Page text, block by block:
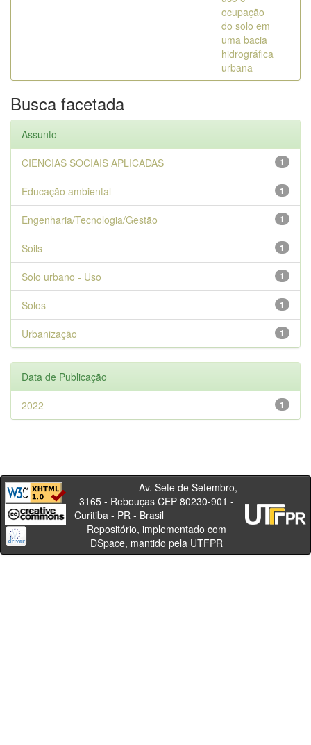
ocupação
do solo em
uma bacia
hidrográfica
urbana
Busca facetada
Assunto
1
CIENCIAS SOCIAIS APLICADAS
1
Educação ambiental
1
Engenharia/Tecnologia/Gestão
1
Soils
1
Solo urbano - Uso
1
Solos
1
Urbanização
Data de Publicação
1
2022
Av. Sete de Setembro,
3165 - Rebouças CEP 80230-901 -
Curitiba - PR - Brasil
Repositório, implementado com
DSpace, mantido pela UTFPR